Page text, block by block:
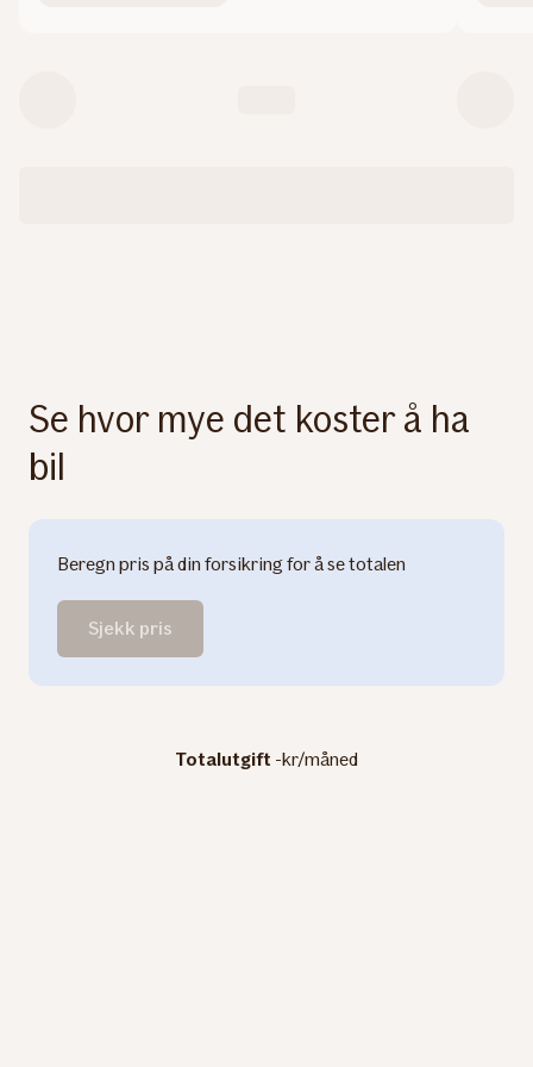
Se hvor mye det koster å ha
bil
Beregn pris på din forsikring for å se totalen
Sjekk pris
Totalutgift -kr/måned